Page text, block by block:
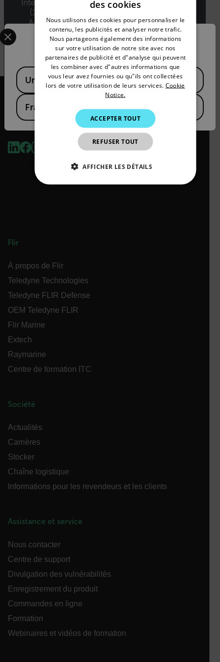
International Traffic in Arms Regulations (ITAR)
(22 C.F.R. Sections 120-130) or the Export
Administration Regulations (EAR) (15 C.F.R.
Sections 730-774) depending upon
specifications for the final product; jurisdiction
and classification will be provided upon request.
2026© Flir Tous droits réservés.
Flir
À propos de Flir
Teledyne Technologies
Teledyne FLIR Defense
OEM Teledyne FLIR
Flir Marine
Extech
Raymarine
Centre de formation ITC
Société
Actualités
Carrières
Stocker
Chaîne logistique
Informations pour les revendeurs et les clients
Assistance et service
Nous contacter
Centre de support
Divulgation des vulnérabilités
Enregistrement du produit
Commandes en ligne
Formation
Webinaires et vidéos de formation
Confirm Location
Select your preferred country and language from the
Available Locations
United States
France
GERMAN
FRENCH
SPANISH
PORTUGUESE
KOREAN
JAPANESE
CHINESE
des cookies
Nous utilisons des cookies pour personnaliser le
contenu, les publicités et analyser notre trafic.
Nous partageons également des informations
sur votre utilisation de notre site avec nos
partenaires de publicité et d"analyse qui peuvent
les combiner avec d"autres informations que
vous leur avez fournies ou qu"ils ont collectées
lors de votre utilisation de leurs services. Cookie
Notice.
ACCEPTER TOUT
REFUSER TOUT
AFFICHER LES DÉTAILS
Strictement nécessaires
Ciblage
Les cookies strictement nécessaires habilitent des
Nom
customizerChangeKey
sf_territory
x-ms-cpim-cache|[-
__epiXSRF